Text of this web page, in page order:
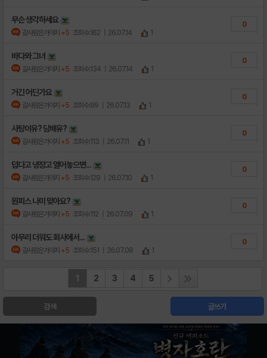
무슨 생각하세요
갈사람은가야지 +5 조회수:162 | 26.07.14 1
0
바다와 그녀
갈사람은가야지 +5 조회수:134 | 26.07.14 1
0
거긴 어딘가요
갈사람은가야지 +5 조회수:99 | 26.07.13 1
0
사탕이유? 담배유?
갈사람은가야지 +5 조회수:113 | 26.07.11 1
0
덥다고 냉장고 열어놓으면...
갈사람은가야지 +5 조회수:129 | 26.07.10 1
0
원피스 나미 맞아요?
갈사람은가야지 +5 조회수:112 | 26.07.09 1
0
아무리 더워도 회사에서...
갈사람은가야지 +5 조회수:151 | 26.07.08 1
0
1 2 3 4 5
검색 글쓰기